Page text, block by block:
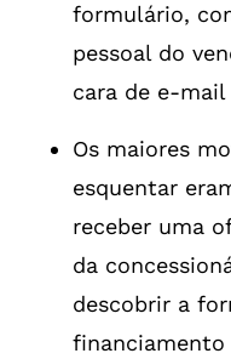
formulário,
pessoal do
cara de e-
Os maiores
esquentar
receber uma
da
descobrir a
financiamento